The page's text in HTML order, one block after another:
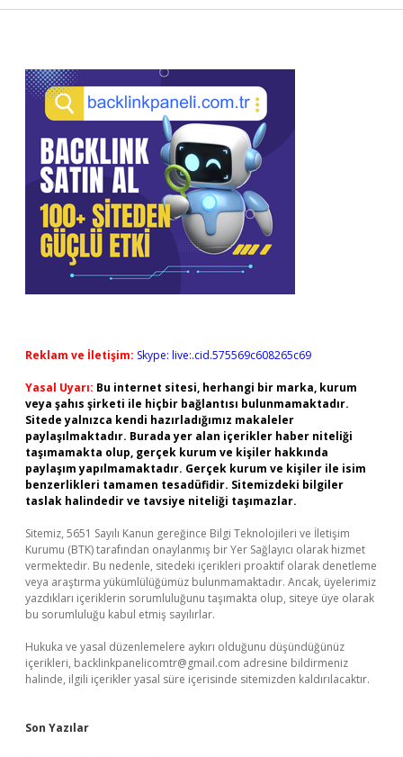
Sidebar
Reklam ve İletişim: Skype: live:.cid.575569c608265c69
Yasal Uyarı: Bu internet sitesi, herhangi bir marka, kurum
veya şahıs şirketi ile hiçbir bağlantısı bulunmamaktadır.
Sitede yalnızca kendi hazırladığımız makaleler
paylaşılmaktadır. Burada yer alan içerikler haber niteliği
taşımamakta olup, gerçek kurum ve kişiler hakkında
paylaşım yapılmamaktadır. Gerçek kurum ve kişiler ile isim
benzerlikleri tamamen tesadüfidir. Sitemizdeki bilgiler
taslak halindedir ve tavsiye niteliği taşımazlar.
Sitemiz, 5651 Sayılı Kanun gereğince Bilgi Teknolojileri ve İletişim
Kurumu (BTK) tarafından onaylanmış bir Yer Sağlayıcı olarak hizmet
vermektedir. Bu nedenle, sitedeki içerikleri proaktif olarak denetleme
veya araştırma yükümlülüğümüz bulunmamaktadır. Ancak, üyelerimiz
yazdıkları içeriklerin sorumluluğunu taşımakta olup, siteye üye olarak
bu sorumluluğu kabul etmiş sayılırlar.
Hukuka ve yasal düzenlemelere aykırı olduğunu düşündüğünüz
içerikleri, backlinkpanelicomtr@gmail.com adresine bildirmeniz
halinde, ilgili içerikler yasal süre içerisinde sitemizden kaldırılacaktır.
Son Yazılar